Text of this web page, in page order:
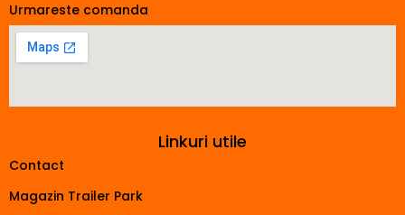
Urmareste comanda
Linkuri utile
Contact
Magazin Trailer Park